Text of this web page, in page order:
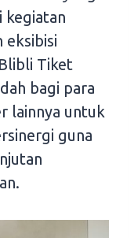
kegiatan
eksibisi
Tiket
bagi para
lainnya untuk
guna